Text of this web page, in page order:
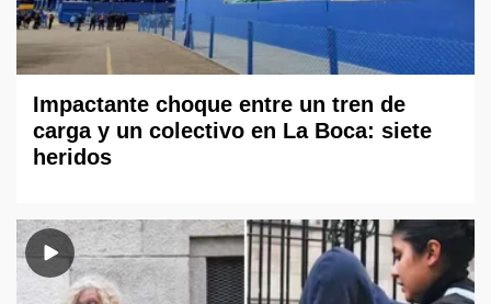
Impactante choque entre un tren de
carga y un colectivo en La Boca: siete
heridos